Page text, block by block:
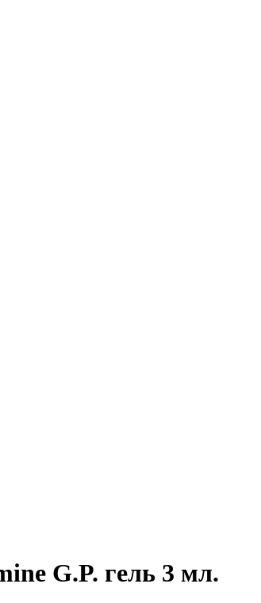
G.P. гель 3 мл.